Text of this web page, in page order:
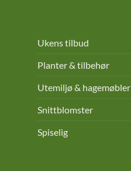
Ukens tilbud
Planter & tilbehør
Utemiljø & hagemøbler
Snittblomster
Spiselig